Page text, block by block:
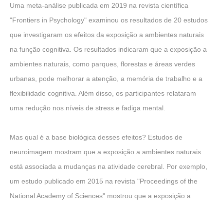
Uma meta-análise publicada em 2019 na revista científica
"Frontiers in Psychology" examinou os resultados de 20 estudos
que investigaram os efeitos da exposição a ambientes naturais
na função cognitiva. Os resultados indicaram que a exposição a
ambientes naturais, como parques, florestas e áreas verdes
urbanas, pode melhorar a atenção, a memória de trabalho e a
flexibilidade cognitiva. Além disso, os participantes relataram
uma redução nos níveis de stress e fadiga mental.
Mas qual é a base biológica desses efeitos? Estudos de
neuroimagem mostram que a exposição a ambientes naturais
está associada a mudanças na atividade cerebral. Por exemplo,
um estudo publicado em 2015 na revista "Proceedings of the
National Academy of Sciences" mostrou que a exposição a